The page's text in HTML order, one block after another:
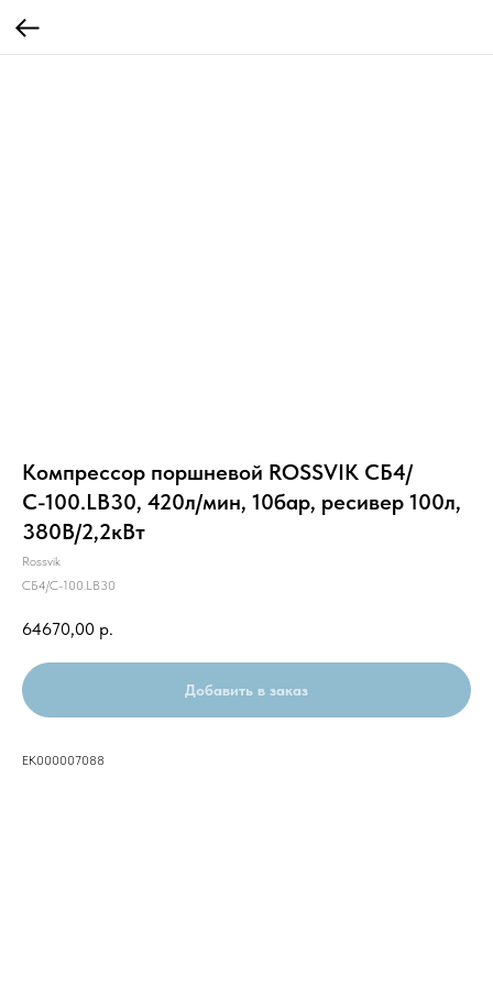
Компрессор поршневой ROSSVIK СБ4/
С-100.LB30, 420л/мин, 10бар, ресивер 100л,
380В/2,2кВт
Rossvik
СБ4/С-100.LB30
64670,00 р.
Добавить в заказ
ЕК000007088